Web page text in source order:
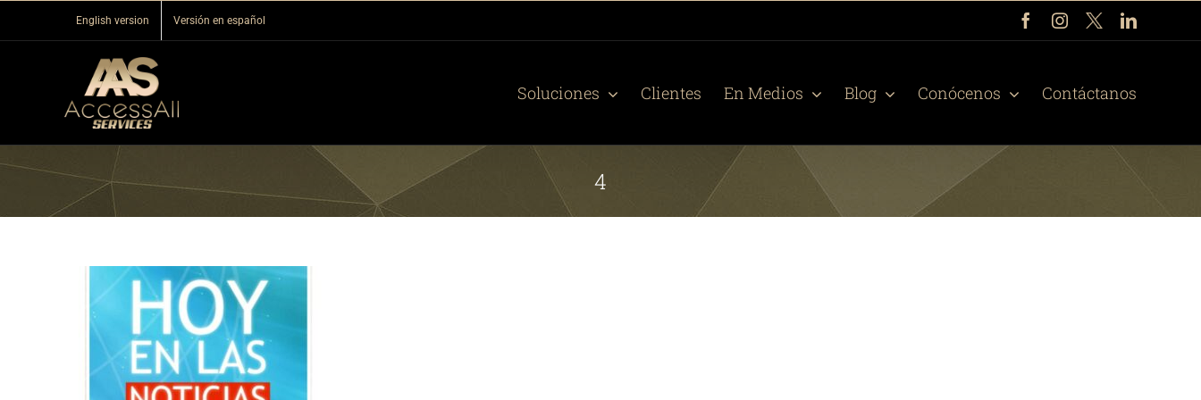
English version Versión en español FacebookInstagram
X LinkedIn
Soluciones Clientes En Medios Blog Conócenos Contáctanos
4